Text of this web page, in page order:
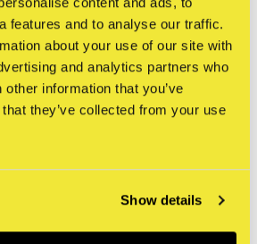
features and to analyse our traffic.
about your use of our site with
and analytics partners who
information that you’ve
they’ve collected from your use
Show details